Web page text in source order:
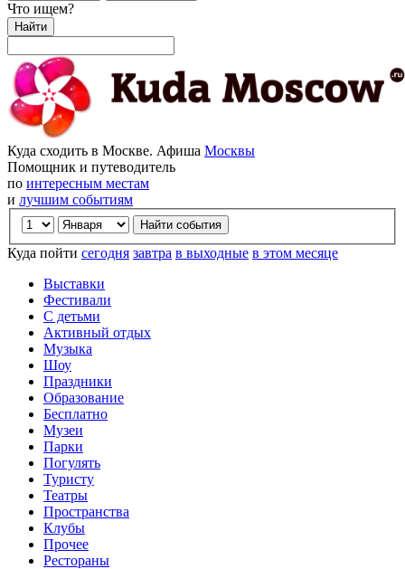
Что ищем?
Найти
Куда сходить в Москве. Афиша Москвы
Помощник и путеводитель
по интересным местам
и лучшим событиям
Куда пойти сегодня завтра в выходные в этом месяце
Выставки
Фестивали
С детьми
Активный отдых
Музыка
Шоу
Праздники
Образование
Бесплатно
Музеи
Парки
Погулять
Туристу
Театры
Пространства
Клубы
Прочее
Рестораны